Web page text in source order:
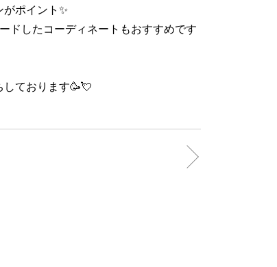
ポイント✨
ドしたコーディネートもおすすめです
ております🥳💘